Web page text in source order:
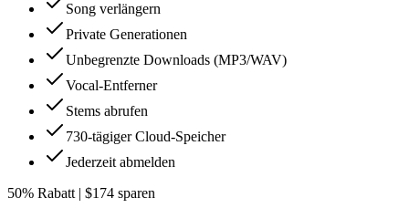
Song verlängern
Private Generationen
Unbegrenzte Downloads (MP3/WAV)
Vocal-Entferner
Stems abrufen
730-tägiger Cloud-Speicher
Jederzeit abmelden
50% Rabatt | $174 sparen